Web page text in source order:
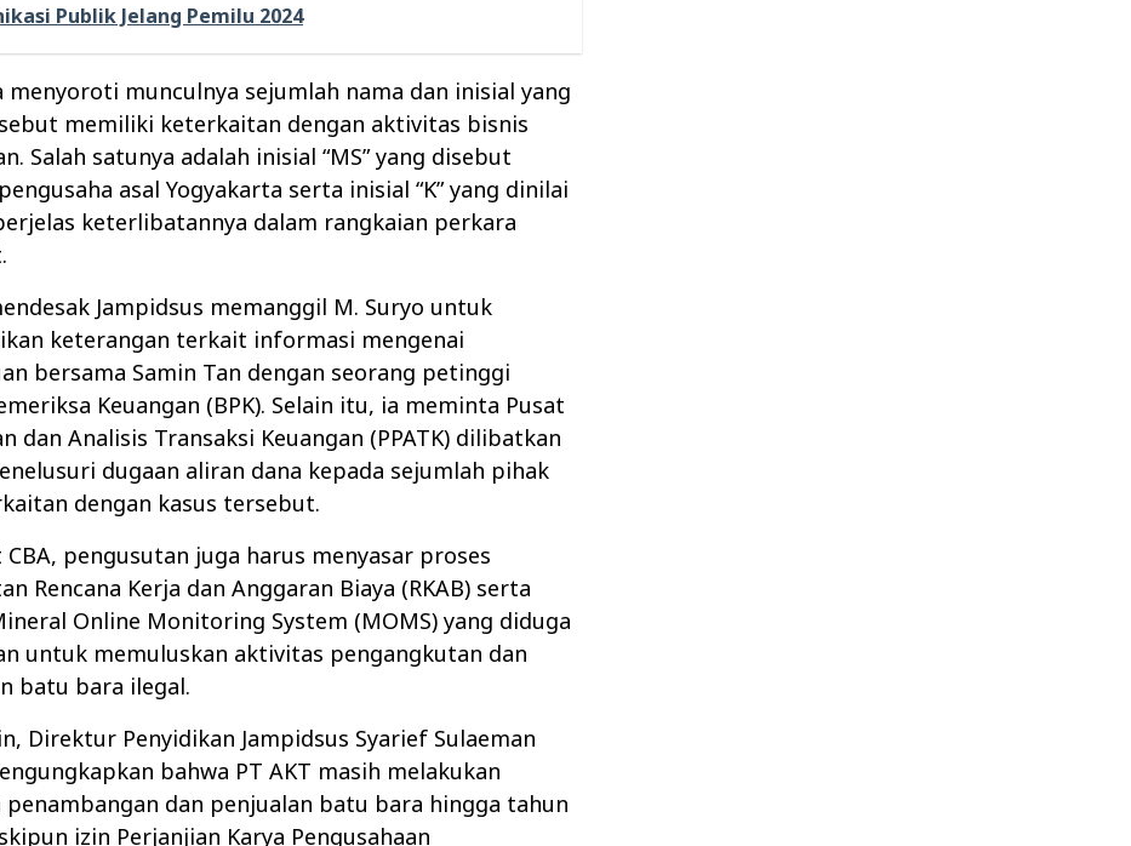
Publik Jelang Pemilu 2024
menyoroti munculnya sejumlah nama dan inisial yang
memiliki keterkaitan dengan aktivitas bisnis
Salah satunya adalah inisial “MS” yang disebut
asal Yogyakarta serta inisial “K” yang dinilai
keterlibatannya dalam rangkaian perkara
Jampidsus memanggil M. Suryo untuk
keterangan terkait informasi mengenai
bersama Samin Tan dengan seorang petinggi
Keuangan (BPK). Selain itu, ia meminta Pusat
dan Analisis Transaksi Keuangan (PPATK) dilibatkan
dugaan aliran dana kepada sejumlah pihak
dengan kasus tersebut.
pengusutan juga harus menyasar proses
Rencana Kerja dan Anggaran Biaya (RKAB) serta
Online Monitoring System (MOMS) yang diduga
untuk memuluskan aktivitas pengangkutan dan
batu bara ilegal.
Direktur Penyidikan Jampidsus Syarief Sulaeman
bahwa PT AKT masih melakukan
penambangan dan penjualan batu bara hingga tahun
izin Perjanjian Karya Pengusahaan